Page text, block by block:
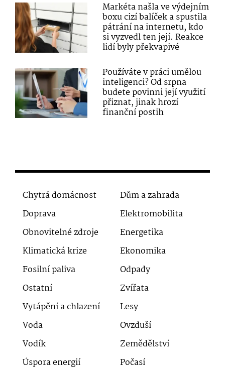
Markéta našla ve výdejním
boxu cizí balíček a spustila
pátrání na internetu, kdo
si vyzvedl ten její. Reakce
lidí byly překvapivé
Používáte v práci umělou
inteligenci? Od srpna
budete povinni její využití
přiznat, jinak hrozí
finanční postih
Chytrá domácnost
Dům a zahrada
Doprava
Elektromobilita
Obnovitelné zdroje
Energetika
Klimatická krize
Ekonomika
Fosilní paliva
Odpady
Ostatní
Zvířata
Vytápění a chlazení
Lesy
Voda
Ovzduší
Vodík
Zemědělství
Úspora energií
Počasí